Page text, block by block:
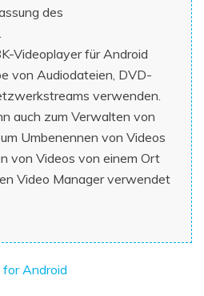
des
Videoplayer für Android
von Audiodateien, DVD-
verwenden.
auch zum Verwalten von
Umbenennen von Videos
von Videos von einem Ort
Video Manager verwendet
for Android